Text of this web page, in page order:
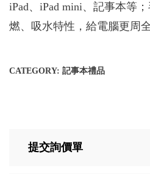
iPad、iPad mini、記事本等
燃、吸水特性，給電腦更周
CATEGORY: 記事本禮品
提交詢價單